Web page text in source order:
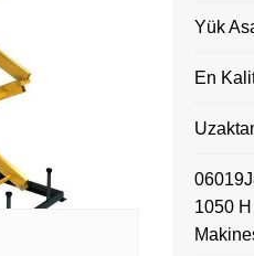
Yük
En
1050